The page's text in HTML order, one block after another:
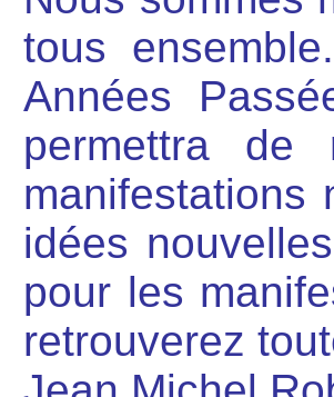
tous
Années
permettra de
idées
pour les
retrouverez